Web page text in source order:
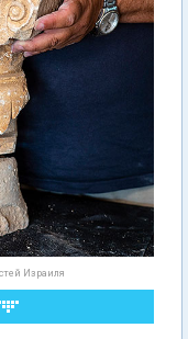
Израиля